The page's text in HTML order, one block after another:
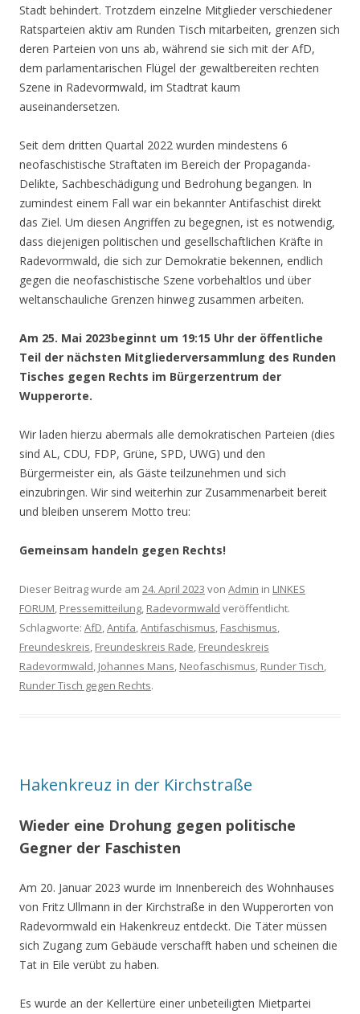
Stadt behindert. Trotzdem einzelne Mitglieder verschiedener
Ratsparteien aktiv am Runden Tisch mitarbeiten, grenzen sich
deren Parteien von uns ab, während sie sich mit der AfD,
dem parlamentarischen Flügel der gewaltbereiten rechten
Szene in Radevormwald, im Stadtrat kaum
auseinandersetzen.
Seit dem dritten Quartal 2022 wurden mindestens 6
neofaschistische Straftaten im Bereich der Propaganda-
Delikte, Sachbeschädigung und Bedrohung begangen. In
zumindest einem Fall war ein bekannter Antifaschist direkt
das Ziel. Um diesen Angriffen zu begegnen, ist es notwendig,
dass diejenigen politischen und gesellschaftlichen Kräfte in
Radevormwald, die sich zur Demokratie bekennen, endlich
gegen die neofaschistische Szene vorbehaltlos und über
weltanschauliche Grenzen hinweg zusammen arbeiten.
Am 25. Mai 2023beginnt um 19:15 Uhr der öffentliche
Teil der nächsten Mitgliederversammlung des Runden
Tisches gegen Rechts im Bürgerzentrum der
Wupperorte.
Wir laden hierzu abermals alle demokratischen Parteien (dies
sind AL, CDU, FDP, Grüne, SPD, UWG) und den
Bürgermeister ein, als Gäste teilzunehmen und sich
einzubringen. Wir sind weiterhin zur Zusammenarbeit bereit
und bleiben unserem Motto treu:
Gemeinsam handeln gegen Rechts!
Dieser Beitrag wurde am 24. April 2023 von Admin in LINKES
FORUM, Pressemitteilung, Radevormwald veröffentlicht.
Schlagworte: AfD,Antifa,Antifaschismus, Faschismus,
Freundeskreis, Freundeskreis Rade, Freundeskreis
Radevormwald, Johannes Mans, Neofaschismus, Runder Tisch,
Runder Tisch gegen Rechts.
Hakenkreuz in der Kirchstraße
Wieder eine Drohung gegen politische
Gegner der Faschisten
Am 20. Januar 2023 wurde im Innenbereich des Wohnhauses
von Fritz Ullmann in der Kirchstraße in den Wupperorten von
Radevormwald ein Hakenkreuz entdeckt. Die Täter müssen
sich Zugang zum Gebäude verschafft haben und scheinen die
Tat in Eile verübt zu haben.
Es wurde an der Kellertüre einer unbeteiligten Mietpartei